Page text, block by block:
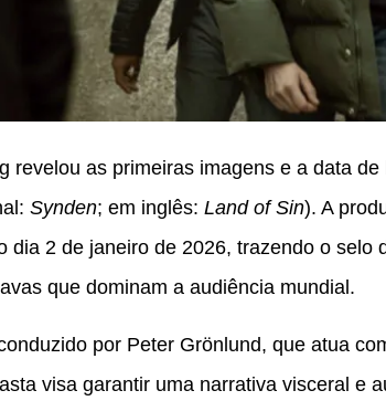
revelou as primeiras imagens e a data de
Synden; em inglês: Land of Sin). A
dia 2 de janeiro de 2026, trazendo o selo
que dominam a audiência mundial.
por Peter Grönlund, que atua
visa garantir uma narrativa visceral e